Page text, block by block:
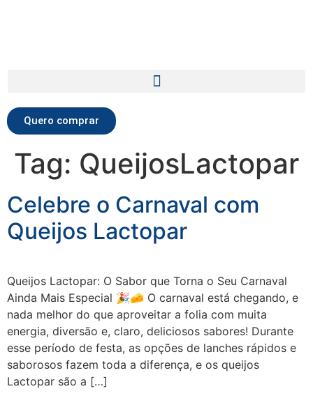
Quero comprar
Tag: QueijosLactopar
Celebre o Carnaval com
Queijos Lactopar
Queijos Lactopar: O Sabor que Torna o Seu Carnaval
Ainda Mais Especial 🎉🧀 O carnaval está chegando, e
nada melhor do que aproveitar a folia com muita
energia, diversão e, claro, deliciosos sabores! Durante
esse período de festa, as opções de lanches rápidos e
saborosos fazem toda a diferença, e os queijos
Lactopar são a […]